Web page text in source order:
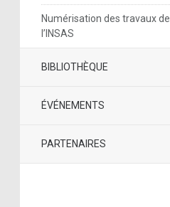
Numérisation des travaux de
l’INSAS
BIBLIOTHÈQUE
ÉVÉNEMENTS
PARTENAIRES